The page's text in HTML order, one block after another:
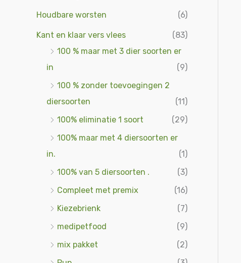
Houdbare worsten (6)
Kant en klaar vers vlees
(83)
100 % maar met 3 dier soorten er
in
(9)
100 % zonder toevoegingen 2
diersoorten
(11)
100% eliminatie 1 soort
(29)
100% maar met 4 diersoorten er
in.
(1)
100% van 5 diersoorten .
(3)
Compleet met premix
(16)
Kiezebrienk
(7)
medipetfood
(9)
mix pakket
(2)